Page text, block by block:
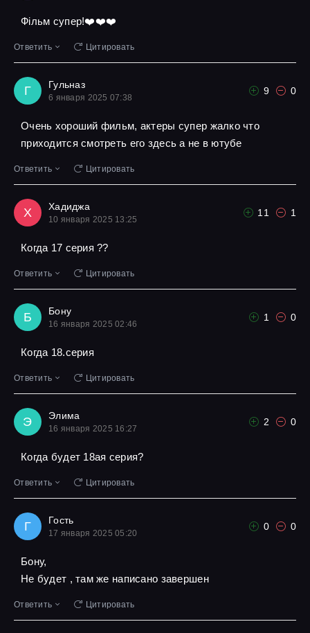
Фільм супер!❤️❤️❤️
Ответить Цитировать
Г Гульназ
6 января 2025 07:38
9 0
Очень хороший фильм, актеры супер жалко что
приходится смотреть его здесь а не в ютубе
Ответить Цитировать
Х Хадиджа
10 января 2025 13:25
11 1
Когда 17 серия ??
Ответить Цитировать
Б Бону
16 января 2025 02:46
1 0
Когда 18.серия
Ответить Цитировать
Э Элима
16 января 2025 16:27
2 0
Когда будет 18ая серия?
Ответить Цитировать
Г Гость
17 января 2025 05:20
0 0
Бону,
Не будет , там же написано завершен
Ответить Цитировать